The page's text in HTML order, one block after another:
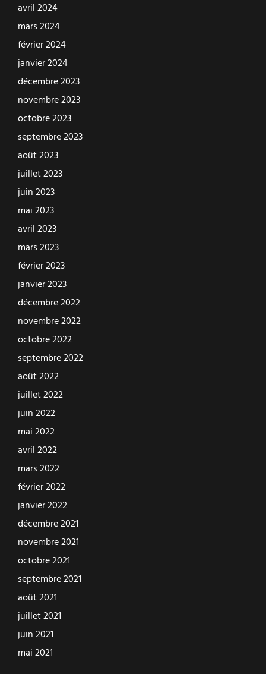
avril 2024
mars 2024
février 2024
janvier 2024
décembre 2023
novembre 2023
octobre 2023
septembre 2023
août 2023
juillet 2023
juin 2023
mai 2023
avril 2023
mars 2023
février 2023
janvier 2023
décembre 2022
novembre 2022
octobre 2022
septembre 2022
août 2022
juillet 2022
juin 2022
mai 2022
avril 2022
mars 2022
février 2022
janvier 2022
décembre 2021
novembre 2021
octobre 2021
septembre 2021
août 2021
juillet 2021
juin 2021
mai 2021